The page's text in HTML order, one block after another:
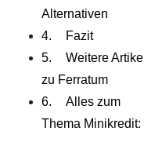
Alternativen
Fazit
Weitere Artikel
zu Ferratum
Alles zum
Thema Minikredit: